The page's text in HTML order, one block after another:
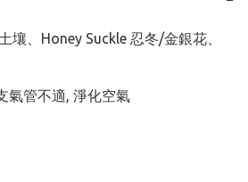
、Honey Suckle 忍冬/金銀花、
氣管不適, 淨化空氣